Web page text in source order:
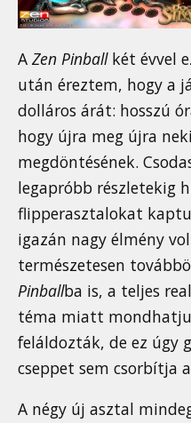
A Zen Pinballkét évvel
után éreztem, hogy a
dolláros árát: hosszú
hogy újra meg újra
megdöntésének.
legapróbb részletekig
flipperasztalokat
igazán nagy élmény
természetesen
Pinballba is, a teljes
téma miatt
feláldozták, de ez úgy
cseppet sem csorbítja
A négy új asztal